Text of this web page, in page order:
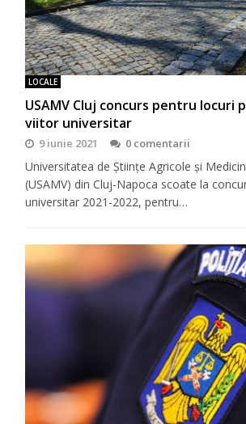
LOCALE
USAMV Cluj concurs pentru locuri
viitor universitar
9 iunie 2021 0 comentarii
Universitatea de Ştiinţe Agricole şi
(USAMV) din Cluj-Napoca scoate la
universitar 2021-2022, pentru…